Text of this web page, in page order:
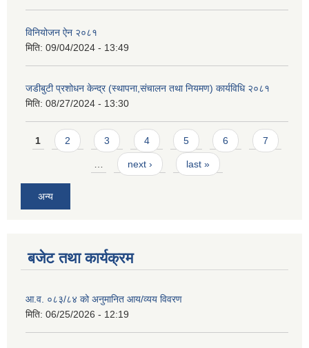
विनियोजन ऐन २०८१
मिति: 09/04/2024 - 13:49
जडीबुटी प्रशोधन केन्द्र (स्थापना,संचालन तथा नियमण) कार्यविधि २०८१
मिति: 08/27/2024 - 13:30
Pages
1 2 3 4 5 6 7
… next › last »
अन्य
बजेट तथा कार्यक्रम
आ.व. ०८३/८४ को अनुमानित आय/व्यय विवरण
मिति: 06/25/2026 - 12:19